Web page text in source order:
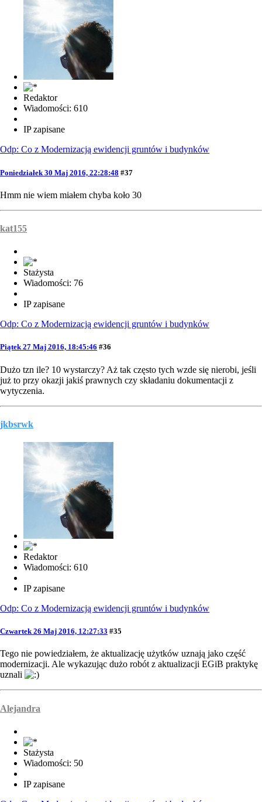
Redaktor
Wiadomości: 610
IP zapisane
Odp: Co z Modernizacją ewidencji gruntów i budynków
Poniedziałek 30 Maj 2016, 22:28:48 #37
Hmm nie wiem miałem chyba koło 30
kat155
Stażysta
Wiadomości: 76
IP zapisane
Odp: Co z Modernizacją ewidencji gruntów i budynków
Piątek 27 Maj 2016, 18:45:46 #36
Dużo tzn ile? 10 wystarczy? Aż tak często tych wzde się nierobi, jeśli
już to przy okazji jakiś prawnych czy składaniu dokumentacji z
wytyczenia.
jkbsrwk
Redaktor
Wiadomości: 610
IP zapisane
Odp: Co z Modernizacją ewidencji gruntów i budynków
Czwartek 26 Maj 2016, 12:27:33 #35
Tego nie powiedziałem, że aktualizację użytków uznają jako część
modernizacji. Ale wykazując dużo robót z aktualizacji EGiB praktykę
uznali
Alejandra
Stażysta
Wiadomości: 50
IP zapisane